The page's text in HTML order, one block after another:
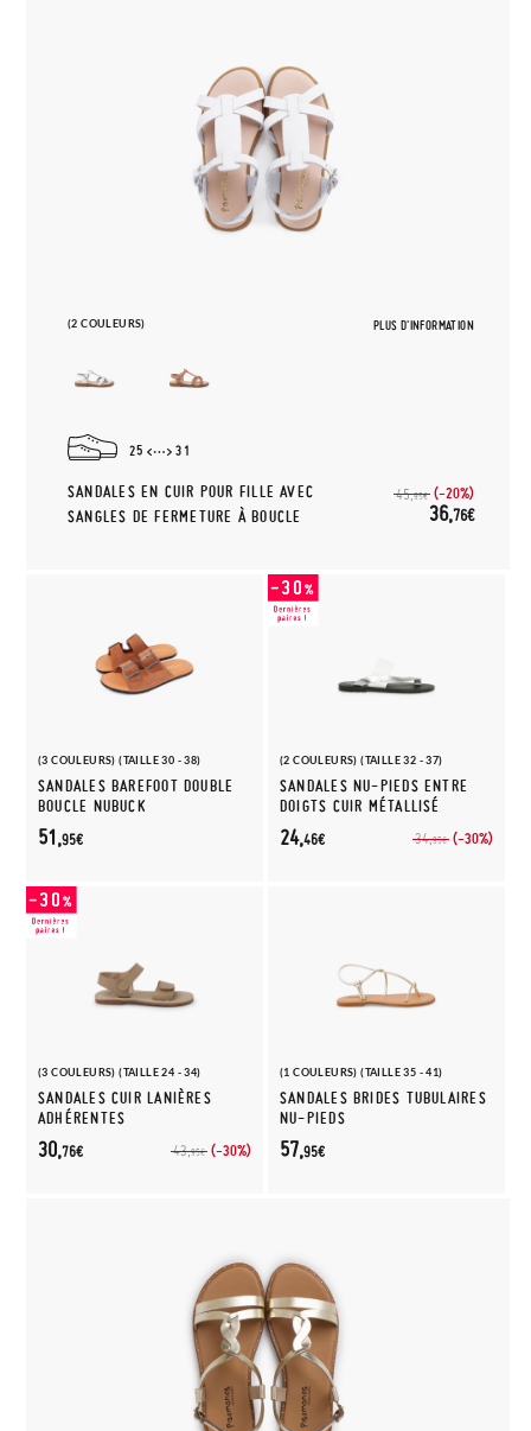
(2 COULEURS) PLUS D'INFORMATION
25 31
SANDALES EN CUIR POUR FILLE AVEC
SANGLES DE FERMETURE À BOUCLE
45,95€ (-20%)
36,76€
(3 COULEURS) (TAILLE 30 - 38)
SANDALES BAREFOOT DOUBLE
BOUCLE NUBUCK
51,95€
(2 COULEURS) (TAILLE 32 - 37)
SANDALES NU-PIEDS ENTRE
DOIGTS CUIR MÉTALLISÉ
34,95€ (-30%)
24,46€
(3 COULEURS) (TAILLE 24 - 34)
SANDALES CUIR LANIÈRES
ADHÉRENTES
43,95€ (-30%)
30,76€
(1 COULEURS) (TAILLE 35 - 41)
SANDALES BRIDES TUBULAIRES
NU-PIEDS
57,95€